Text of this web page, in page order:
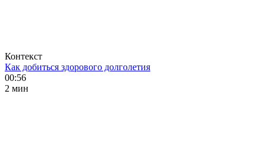
Контекст
Как добиться здорового долголетия
00:56
2 мин